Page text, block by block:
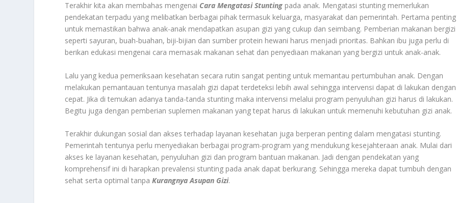
Terakhir kita akan membahas mengenai Cara Mengatasi Stunting pada anak. Mengatasi stunting memerlukan
pendekatan terpadu yang melibatkan berbagai pihak termasuk keluarga, masyarakat dan pemerintah. Pertama penting
untuk memastikan bahwa anak-anak mendapatkan asupan gizi yang cukup dan seimbang. Pemberian makanan bergizi
seperti sayuran, buah-buahan, biji-bijian dan sumber protein hewani harus menjadi prioritas. Bahkan ibu juga perlu di
berikan edukasi mengenai cara memasak makanan sehat dan penyediaan makanan yang bergizi untuk anak-anak.
Lalu yang kedua pemeriksaan kesehatan secara rutin sangat penting untuk memantau pertumbuhan anak. Dengan
melakukan pemantauan tentunya masalah gizi dapat terdeteksi lebih awal sehingga intervensi dapat di lakukan dengan
cepat. Jika di temukan adanya tanda-tanda stunting maka intervensi melalui program penyuluhan gizi harus di lakukan.
Begitu juga dengan pemberian suplemen makanan yang tepat harus di lakukan untuk memenuhi kebutuhan gizi anak.
Terakhir dukungan sosial dan akses terhadap layanan kesehatan juga berperan penting dalam mengatasi stunting.
Pemerintah tentunya perlu menyediakan berbagai program-program yang mendukung kesejahteraan anak. Mulai dari
akses ke layanan kesehatan, penyuluhan gizi dan program bantuan makanan. Jadi dengan pendekatan yang
komprehensif ini di harapkan prevalensi stunting pada anak dapat berkurang. Sehingga mereka dapat tumbuh dengan
sehat serta optimal tanpaKurangnya Asupan Gizi.